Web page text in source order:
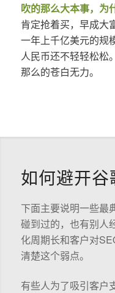
吹的那么大本事，为
肯定抢着买，早成大
一年上千亿美元的规
人民币还不轻轻松松
那么的苍白无力。
如何避开
下面主要说明一些最
碰到过的，也有别人
化周期长和客户对
清楚这个弱点。
有些人为了吸引客户